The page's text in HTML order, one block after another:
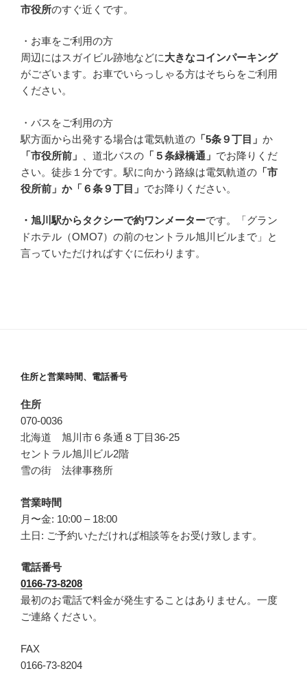
市役所のすぐ近くです。
・お車をご利用の方
周辺にはスガイビル跡地などに大きなコインパーキング
がございます。お車でいらっしゃる方はそちらをご利用
ください。
・バスをご利用の方
駅方面から出発する場合は電気軌道の 「5条９丁目」 か
「市役所前」
、道北バスの 「５条緑橋通」 でお降りくだ
さい。徒歩１分です。駅に向かう路線は電気軌道の 「市
役所前」か「６条９丁目」 でお降りください。
・旭川駅からタクシーで約ワンメーターです。「グラン
ドホテル（OMO7）の前のセントラル旭川ビルまで」と
言っていただければすぐに伝わります。
住所と営業時間、電話番号
住所
070-0036
北海道 旭川市６条通８丁目36-25
セントラル旭川ビル2階
雪の街 法律事務所
営業時間
月〜金: 10:00 – 18:00
土日: ご予約いただければ相談等をお受け致します。
電話番号
0166-73-8208
最初のお電話で料金が発生することはありません。一度
ご連絡ください。
FAX
0166-73-8204